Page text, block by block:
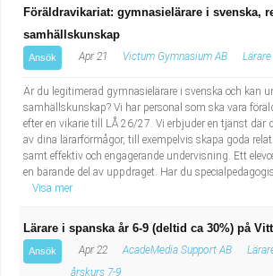
Föräldravikariat: gymnasielärare i svenska,
samhällskunskap
Ansök Apr 21 Victum Gymnasium AB
Är du legitimerad gymnasielärare i svenska och kan
samhällskunskap? Vi har personal som ska vara
efter en vikarie till LÅ 26/27. Vi erbjuder en tjänst där
av dina lärarförmågor, till exempelvis skapa goda
samt effektiv och engagerande undervisning. Ett
en bärande del av uppdraget. Har du
Visa mer
Lärare i spanska år 6-9 (deltid ca 30%) på
Ansök Apr 22 AcadeMedia Support AB
årskurs 7-9